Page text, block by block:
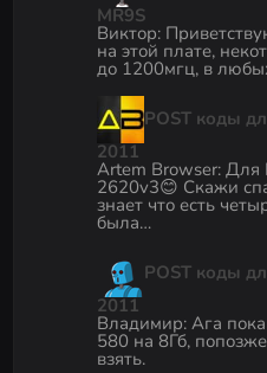
MR9S
Виктор:
на этой плате,
до 1200мгц, в
POST коды
2011
Artem Browser:Для
2620v3😊 Скажи
знает что есть
была…
POST коды
2011
Владимир:Ага
580 на 8Гб,
взять.